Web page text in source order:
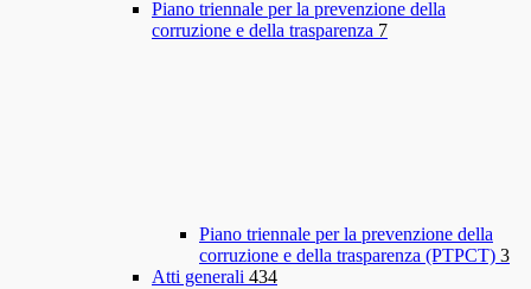
Piano triennale per la prevenzione della
corruzione e della trasparenza 7
Piano triennale per la prevenzione della
corruzione e della trasparenza (PTPCT) 3
Atti generali 434